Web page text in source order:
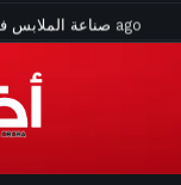
صناعة الملابس في مصر تتجاوز 3 ساعات ago
مبكرًا.. الأهلي
3 ساعات ago
الإخوان المسلمين هتبدأ